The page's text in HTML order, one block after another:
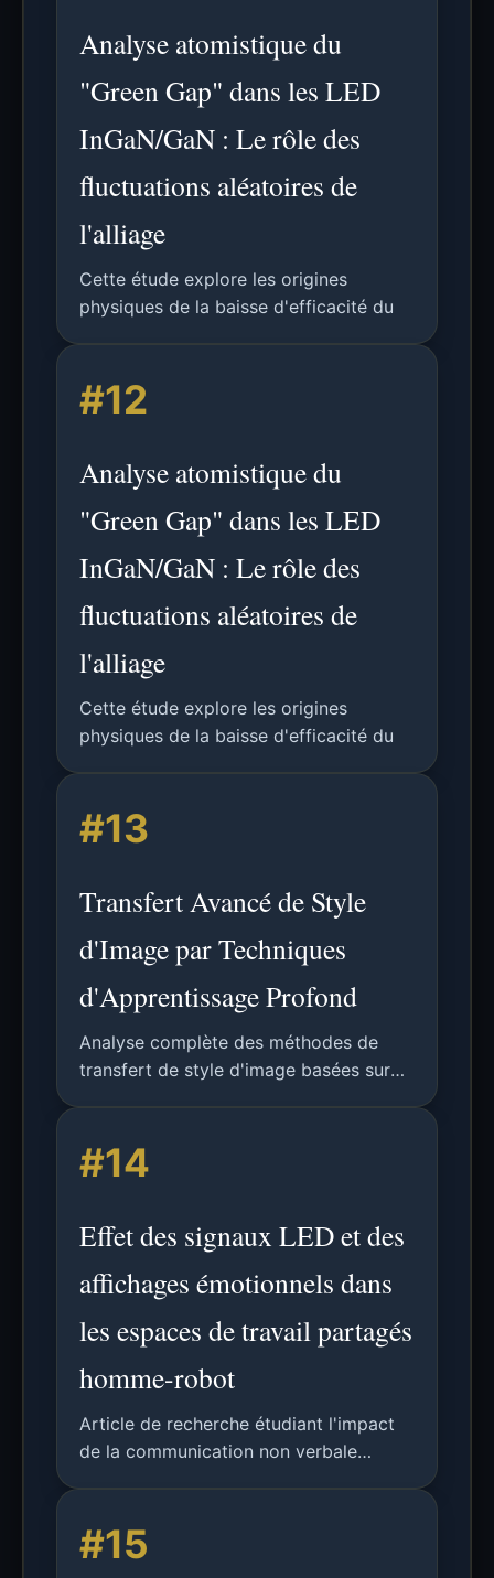
Analyse atomistique du
"Green Gap" dans les LED
InGaN/GaN : Le rôle des
fluctuations aléatoires de
l'alliage
Cette étude explore les origines
physiques de la baisse d'efficacité du
#12
Analyse atomistique du
"Green Gap" dans les LED
InGaN/GaN : Le rôle des
fluctuations aléatoires de
l'alliage
Cette étude explore les origines
physiques de la baisse d'efficacité du
#13
Transfert Avancé de Style
d'Image par Techniques
d'Apprentissage Profond
Analyse complète des méthodes de
transfert de style d'image basées sur
fondements mathématiques, résultats
expérimentaux et applications futures
#14
Effet des signaux LED et des
affichages émotionnels dans
les espaces de travail partagés
homme-robot
Article de recherche étudiant l'impact
de la communication non verbale
et la performance des tâches dans les
environnements de collaboration
#15